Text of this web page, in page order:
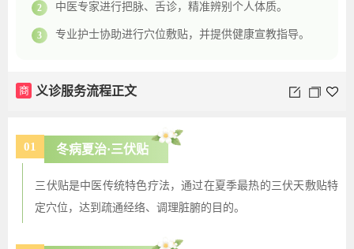
2 中医专家进行把脉、舌诊，精准辨别个人体质。
3 专业护士协助进行穴位敷贴，并提供健康宣教指导。
商 义诊服务流程正文
01 冬病夏治·三伏贴
三伏贴是中医传统特色疗法，通过在夏季最热的三伏天敷贴特
定穴位，达到疏通经络、调理脏腑的目的。